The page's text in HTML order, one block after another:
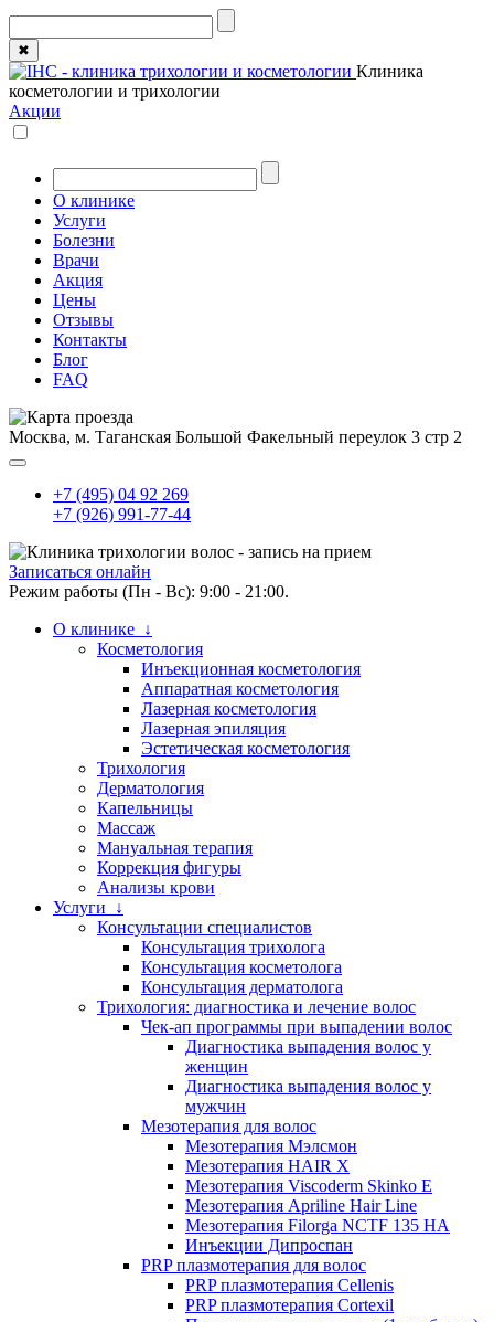
✖
Клиника
косметологии и трихологии
Акции
О клинике
Услуги
Болезни
Врачи
Акция
Цены
Отзывы
Контакты
Блог
FAQ
Москва, м. Таганская Большой Факельный переулок 3 стр 2
+7 (495) 04 92 269
+7 (926) 991-77-44
Записаться онлайн
Режим работы (Пн - Вс): 9:00 - 21:00.
О клинике ↓
Косметология
Инъекционная косметология
Аппаратная косметология
Лазерная косметология
Лазерная эпиляция
Эстетическая косметология
Трихология
Дерматология
Капельницы
Массаж
Мануальная терапия
Коррекция фигуры
Анализы крови
Услуги ↓
Консультации специалистов
Консультация трихолога
Консультация косметолога
Консультация дерматолога
Трихология: диагностика и лечение волос
Чек-ап программы при выпадении волос
Диагностика выпадения волос у
женщин
Диагностика выпадения волос у
мужчин
Мезотерапия для волос
Мезотерапия Мэлсмон
Мезотерапия HAIR X
Мезотерапия Viscoderm Skinko E
Мезотерапия Apriline Hair Line
Мезотерапия Filorga NCTF 135 HA
Инъекции Дипроспан
PRP плазмотерапия для волос
PRP плазмотерапия Cellenis
PRP плазмотерапия Cortexil